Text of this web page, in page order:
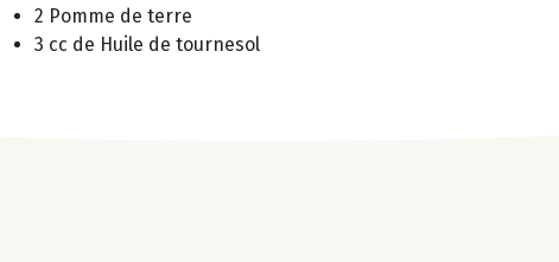
2 Pomme de terre
3 cc de Huile de tournesol